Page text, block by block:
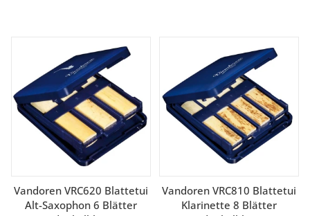
Vandoren VRC620 Blattetui
Alt-Saxophon 6 Blätter
Vandoren VRC810 Blattetui
Klarinette 8 Blätter